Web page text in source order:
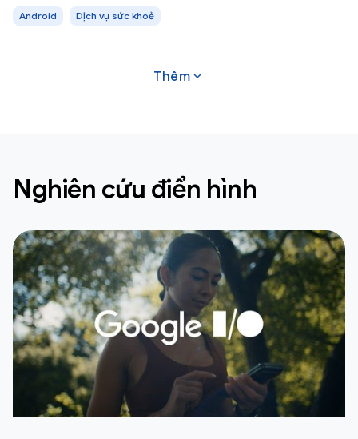
Android Dịch vụ sức khoẻ
Thêm expand_more
Nghiên cứu điển hình